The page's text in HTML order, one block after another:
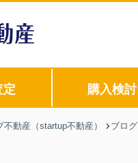
定 購入検討
動産（startup不動産） ブログ